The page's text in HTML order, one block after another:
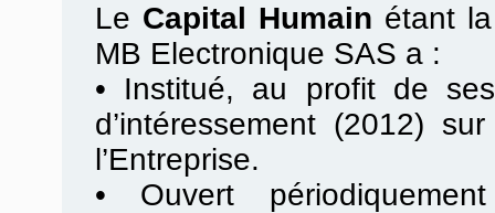
Le Capital Humain étant
MB Electronique SAS a :
• Institué, au profit de
d’intéressement (2012)
l’Entreprise.
• Ouvert